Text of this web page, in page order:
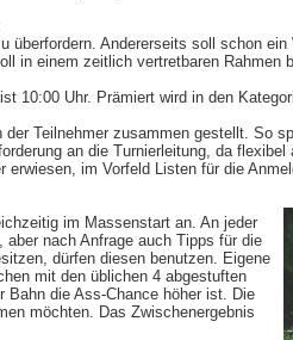
überfordern. Andererseits soll schon
in einem zeitlich vertretbaren
10:00 Uhr. Prämiert wird in den
Teilnehmer zusammen gestellt. So
an die Turnierleitung, da
im Vorfeld Listen für die
im Massenstart an. An jeder
nach Anfrage auch Tipps für die
dürfen diesen benutzen. Eigene
mit den üblichen 4 abgestuften
Bahn die Ass-Chance höher ist. Die
möchten. Das Zwischenergebnis